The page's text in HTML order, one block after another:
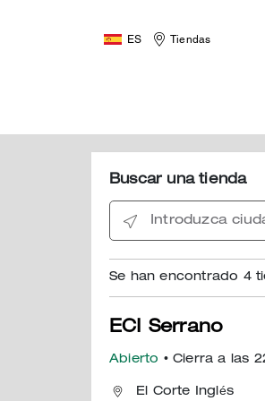
ES Tiendas
Buscar una tienda
Introduzca ciudad o
Se han encontrado 4
ECI Serrano
Abierto • Cierra a las
El Corte Inglés